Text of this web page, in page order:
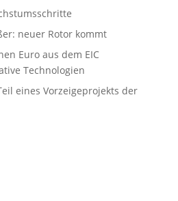
neuer Rotor kommt
Euro aus dem EIC
Technologien
eines Vorzeigeprojekts der